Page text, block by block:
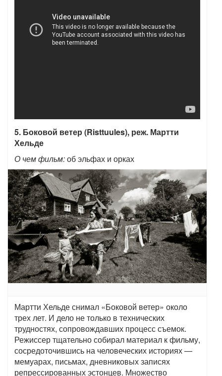
5. Боковой ветер (Risttuules), реж. Мартти
Хельде
О чем фильм:об эльфах и орках
Мартти Хельде снимал «Боковой ветер» около
трех лет. И дело не только в технических
трудностях, сопровождавших процесс съемок.
Режиссер тщательно собирал материал к фильму,
сосредоточившись на человеческих историях —
мемуарах, письмах, дневниковых записях
репрессированных эстонцев. Множество